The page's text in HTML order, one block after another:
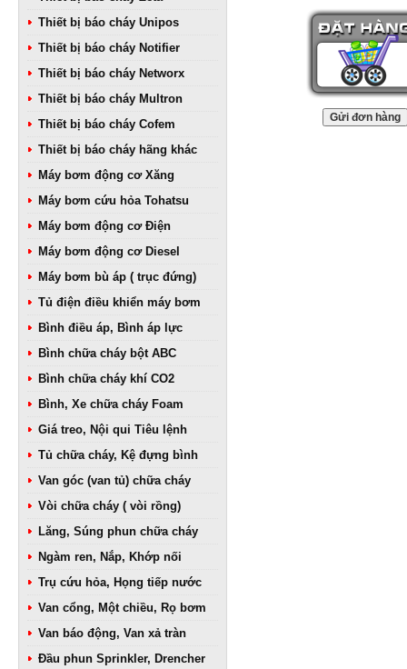
Thiết bị báo cháy Unipos
Thiết bị báo cháy Notifier
Thiết bị báo cháy Networx
Thiết bị báo cháy Multron
Thiết bị báo cháy Cofem
Thiết bị báo cháy hãng khác
Máy bơm động cơ Xăng
Máy bơm cứu hỏa Tohatsu
Máy bơm động cơ Điện
Máy bơm động cơ Diesel
Máy bơm bù áp ( trục đứng)
Tủ điện điều khiển máy bơm
Bình điều áp, Bình áp lực
Bình chữa cháy bột ABC
Bình chữa cháy khí CO2
Bình, Xe chữa cháy Foam
Giá treo, Nội qui Tiêu lệnh
Tủ chữa cháy, Kệ đựng bình
Van góc (van tủ) chữa cháy
Vòi chữa cháy ( vòi rồng)
Lăng, Súng phun chữa cháy
Ngàm ren, Nắp, Khớp nối
Trụ cứu hỏa, Họng tiếp nước
Van cổng, Một chiều, Rọ bơm
Van báo động, Van xả tràn
Đầu phun Sprinkler, Drencher